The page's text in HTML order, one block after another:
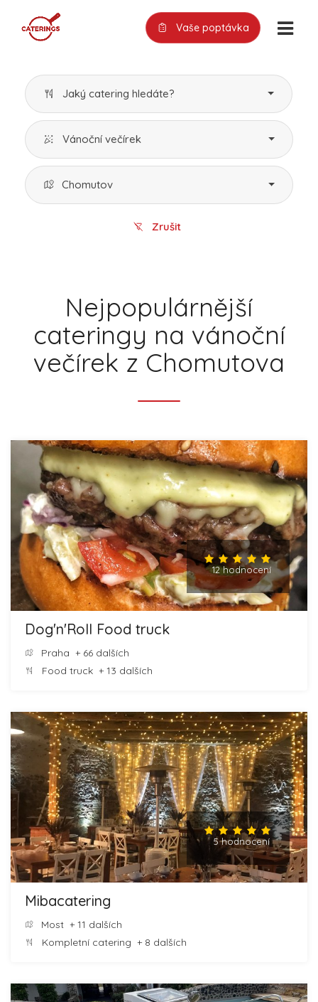
Vaše poptávka
Jaký catering hledáte?
Vánoční večírek
Chomutov
Zrušit
Nejpopulárnější
cateringy na vánoční
večírek z Chomutova
12 hodnocení
Dog'n'Roll Food truck
Praha + 66 dalších
Food truck + 13 dalších
5 hodnocení
Mibacatering
Most + 11 dalších
Kompletní catering + 8 dalších